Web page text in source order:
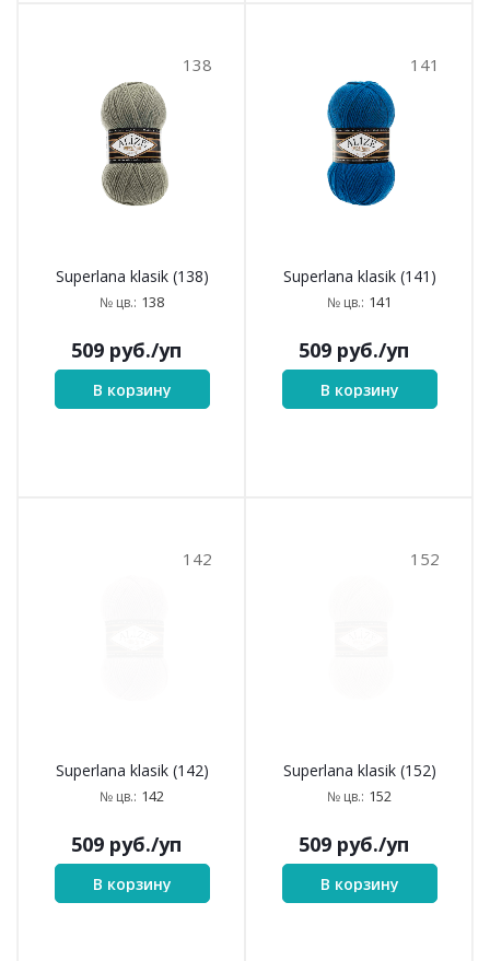
138
Superlana klasik (138)
№ цв.: 138
509 руб./уп
В корзину
141
Superlana klasik (141)
№ цв.: 141
509 руб./уп
В корзину
142
Superlana klasik (142)
№ цв.: 142
509 руб./уп
В корзину
152
Superlana klasik (152)
№ цв.: 152
509 руб./уп
В корзину